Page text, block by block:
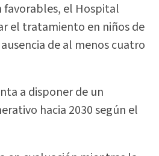
favorables, el Hospital
el tratamiento en niños de
de al menos cuatro
a disponer de un
hacia 2030 según el